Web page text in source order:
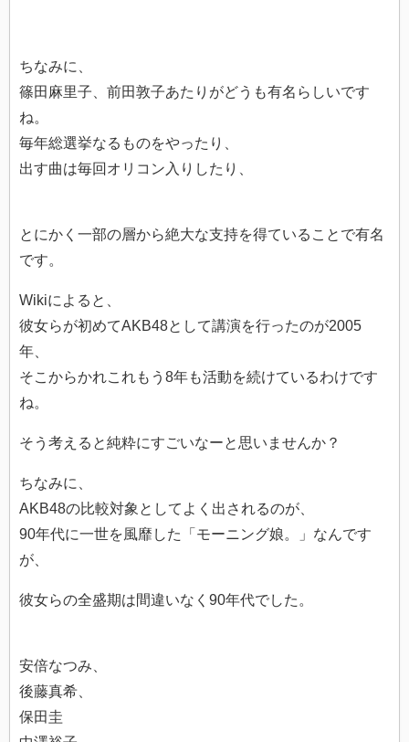
ちなみに、
篠田麻里子、前田敦子あたりがどうも有名らしいです
ね。
毎年総選挙なるものをやったり、
出す曲は毎回オリコン入りしたり、
とにかく一部の層から絶大な支持を得ていることで有名
です。
Wikiによると、
彼女らが初めてAKB48として講演を行ったのが2005
年、
そこからかれこれもう8年も活動を続けているわけです
ね。
そう考えると純粋にすごいなーと思いませんか？
ちなみに、
AKB48の比較対象としてよく出されるのが、
90年代に一世を風靡した「モーニング娘。」なんです
が、
彼女らの全盛期は間違いなく90年代でした。
安倍なつみ、
後藤真希、
保田圭